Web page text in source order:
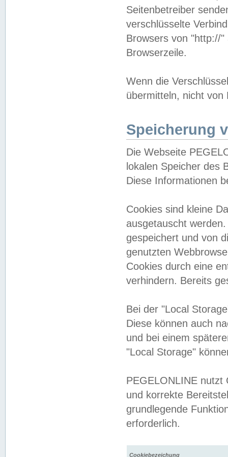
Seitenbetreiber
verschlüsselte
Browsers von "http://
Browserzeile.
Wenn die
übermitteln, nicht von
Speicherung
Die Webseite
lokalen Speicher des
Diese Informationen
Cookies sind kleine
ausgetauscht
gespeichert und von
genutzten
Cookies durch eine
verhindern. Bereits
Bei der "Local
Diese können auch
und bei einem
"Local Storage"
PEGELONLINE nutzt
und korrekte
grundlegende
erforderlich.
Cookiebezeichung